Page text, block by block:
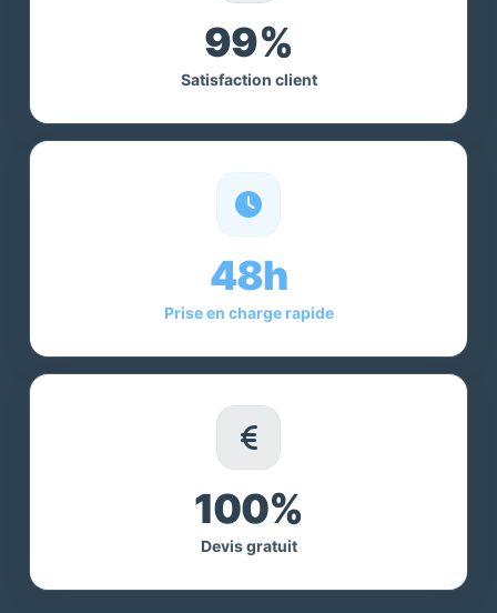
99%
Satisfaction client
48h
Prise en charge rapide
100%
Devis gratuit